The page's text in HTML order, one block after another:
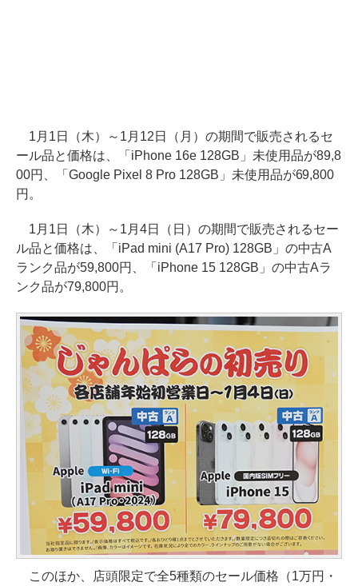
1月1日（木）～1月12日（月）の期間で販売されるセ
ール品と価格は、「iPhone 16e 128GB」未使用品が89,8
00円、「Google Pixel 8 Pro 128GB」未使用品が69,800
円。
1月1日（木）～1月4日（日）の期間で販売されるセー
ル品と価格は、「iPad mini (A17 Pro) 128GB」の中古A
ランク品が59,800円、「iPhone 15 128GB」の中古Aラ
ンク品が79,800円。
このほか、店頭限定で全5種類のセール価格（1万円・